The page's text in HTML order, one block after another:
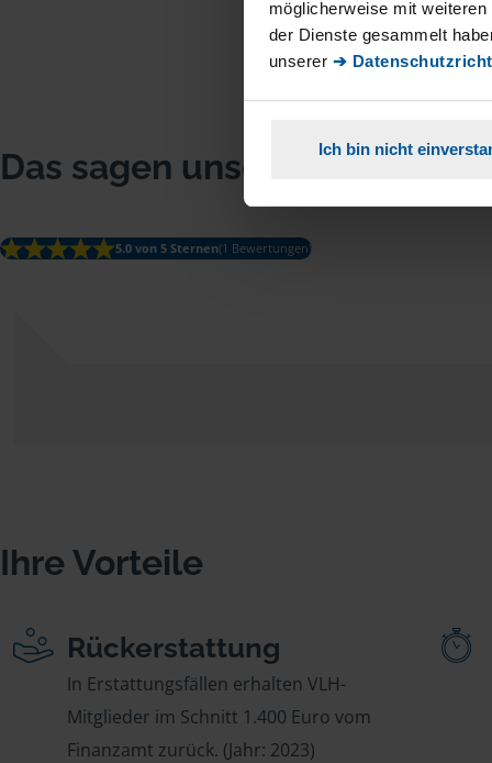
möglicherweise mit
der Dienste gesammelt
unserer ➔
Ich bin nicht
Das sagen unsere Mitglieder
5.0 von 5 Sternen(1 Bewertungen)
Ihre Vorteile
Rückerstattung
In Erstattungsfällen erhalten VLH-
Mitglieder im Schnitt 1.400 Euro vom
Finanzamt zurück. (Jahr: 2023)